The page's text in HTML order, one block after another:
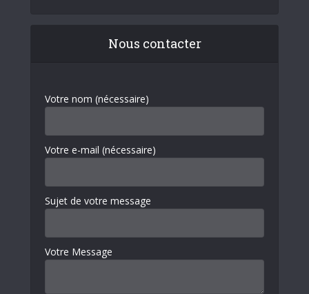
Nous contacter
Votre nom (nécessaire)
Votre e-mail (nécessaire)
Sujet de votre message
Votre Message